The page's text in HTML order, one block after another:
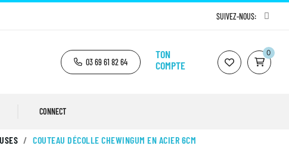
SUIVEZ-NOUS:
03 69 61 82 64
TON
COMPTE
0
CONNECT
COUTEAU DÉCOLLE CHEWINGUM EN ACIER 6CM